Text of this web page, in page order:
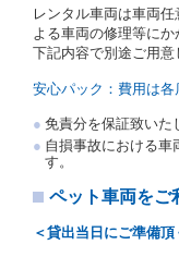
といいます。
の写しの提出
受人は、自己
の運転免許証
交通局長通
旅第138号
注２）運転
される運転
９条別記様
す。
レンタル車両は車両
よる車両の修理等にか
下記内容で別途ご用意
安心パック：費用は各
免責分を保証致いた
自損事故における車
す。
ペット車両をご
＜貸出当日にご準備頂